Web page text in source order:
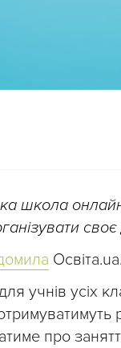
школа
Освіта.ua.
учнів усіх
про